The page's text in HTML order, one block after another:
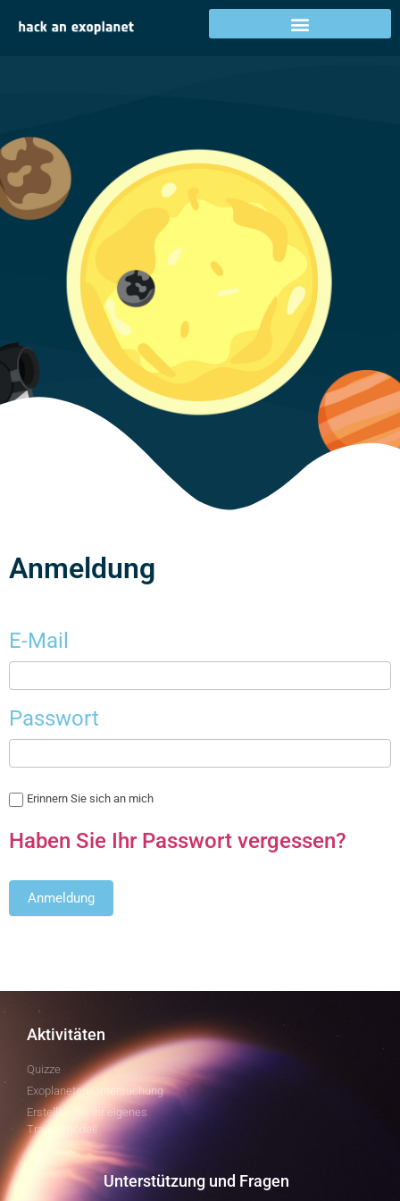
Anmeldung
Anmeldung
E-Mail
Passwort
Erinnern Sie sich an mich
Haben Sie Ihr Passwort vergessen?
Aktivitäten
Quizze
Exoplaneten-Untersuchung
Erstellen Sie Ihr eigenes
Transitmodell
Unterstützung und Fragen